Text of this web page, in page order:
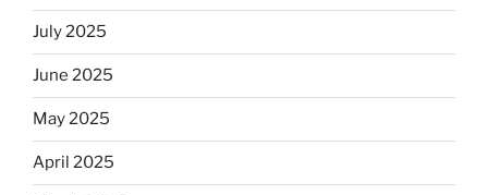
July 2025
June 2025
May 2025
April 2025